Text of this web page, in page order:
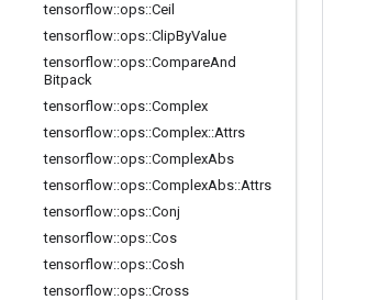
tensorflow::ops::Ceil
tensorflow::ops::ClipByValue
tensorflow::ops::CompareAnd
Bitpack
tensorflow::ops::Complex
tensorflow::ops::Complex::Attrs
tensorflow::ops::ComplexAbs
tensorflow::ops::ComplexAbs::Attrs
tensorflow::ops::Conj
tensorflow::ops::Cos
tensorflow::ops::Cosh
tensorflow::ops::Cross